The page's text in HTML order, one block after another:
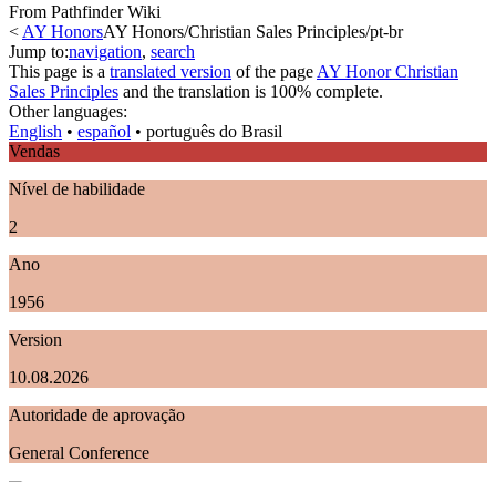
From Pathfinder Wiki
< AY HonorsAY Honors/Christian Sales Principles/pt-br
Jump to:navigation, search
This page is a translated version of the page AY Honor Christian
Sales Principles and the translation is 100% complete.
Other languages:
English • ‎ español • ‎ português do Brasil
Vendas
Nível de habilidade
2
Ano
1956
Version
10.08.2026
Autoridade de aprovação
General Conference